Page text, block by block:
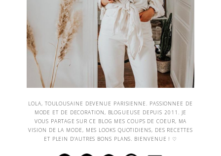
LOLA, TOULOUSAINE DEVENUE PARISIENNE. PASSIONNEE DE
MODE ET DE DECORATION, BLOGUEUSE DEPUIS 2011. JE
VOUS PARTAGE SUR CE BLOG MES COUPS DE COEUR, MA
VISION DE LA MODE, MES LOOKS QUOTIDIENS, DES RECETTES
ET PLEIN D'AUTRES BONS PLANS. BIENVENUE ! ♡